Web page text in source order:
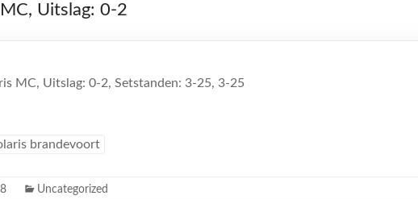
Uitslag: 0-2
MC, Uitslag: 0-2, Setstanden: 3-25, 3-25
brandevoort
Uncategorized